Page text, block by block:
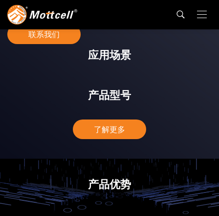
联系我们
应用场景
产品型号
了解更多
产品优势